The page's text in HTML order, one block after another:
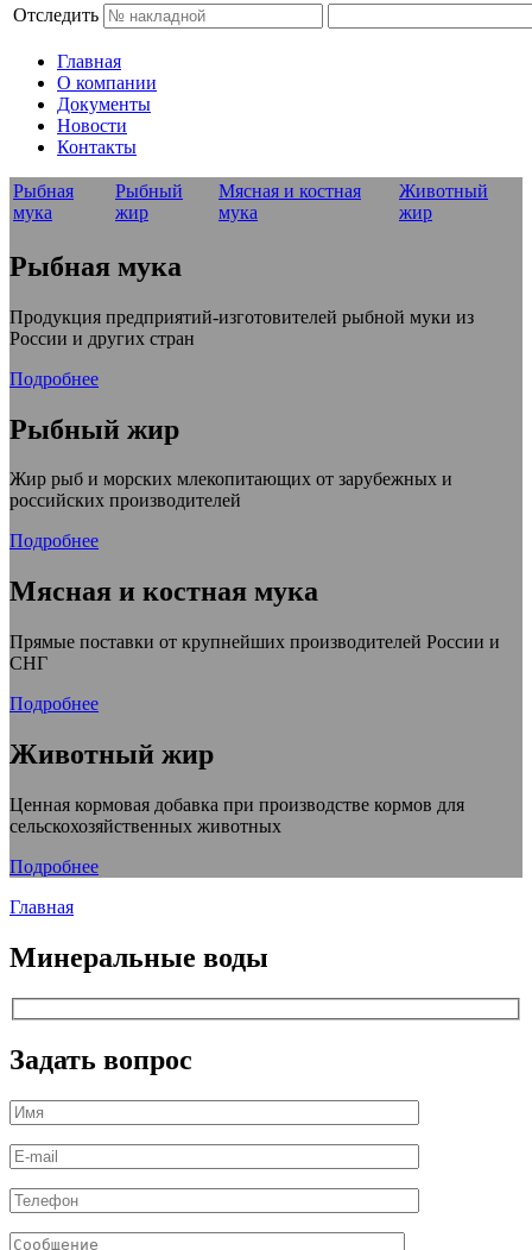
Отследить
Главная
О компании
Документы
Новости
Контакты
Рыбная
мука
Рыбный
жир
Мясная и костная
мука
Животный
жир
Рыбная мука
Продукция предприятий-изготовителей рыбной муки из
России и других стран
Подробнее
Рыбный жир
Жир рыб и морских млекопитающих от зарубежных и
российских производителей
Подробнее
Мясная и костная мука
Прямые поставки от крупнейших производителей России и
СНГ
Подробнее
Животный жир
Ценная кормовая добавка при производстве кормов для
сельскохозяйственных животных
Подробнее
Главная
Минеральные воды
Задать вопрос